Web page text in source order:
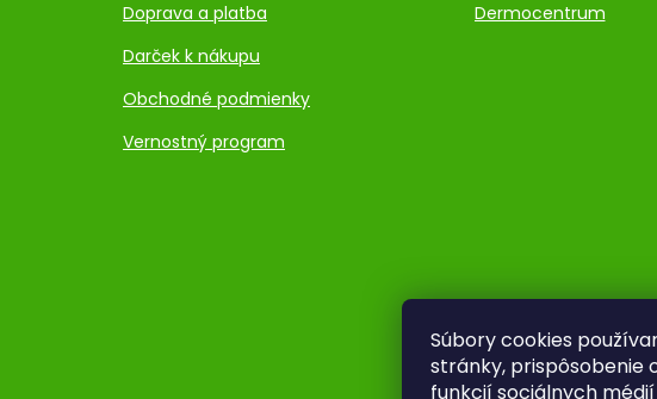
Súbory cookies
stránky, prispôsobenie
funkcií sociálnych
Doprava a platba
Darček k nákupu
Obchodné podmienky
Vernostný program
Dermocentrum